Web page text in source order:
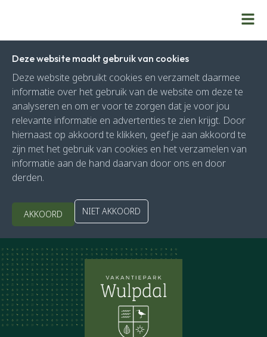
Deze website maakt gebruik van cookies
Deze website gebruikt cookies en verzamelt daarmee
informatie over het gebruik van de website om deze te
analyseren en om er voor te zorgen dat je voor jou
relevante informatie en advertenties te zien krijgt. Door
hiernaast op akkoord te klikken, geef je aan akkoord te
zijn met het gebruik van cookies en het verzamelen van
informatie aan de hand daarvan door ons en door
derden.
AKKOORD NIET AKKOORD